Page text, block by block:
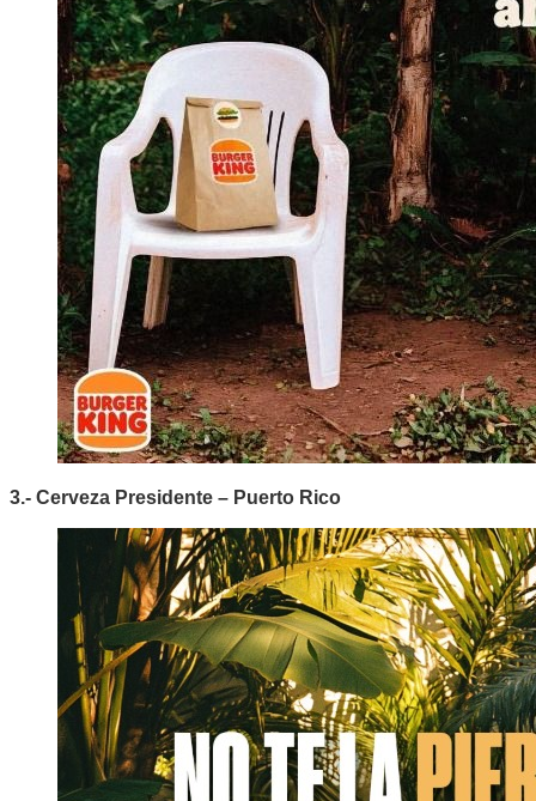
3.- Cerveza Presidente – Puerto Rico